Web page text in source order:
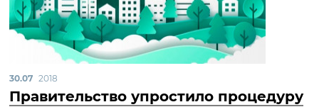
30.07 2018
Правительство упростило процедуру